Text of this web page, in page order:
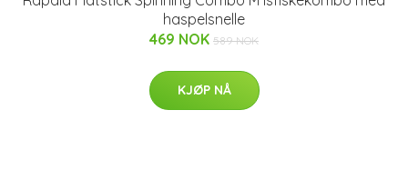
haspelsnelle
469 NOK 589 NOK
KJØP NÅ